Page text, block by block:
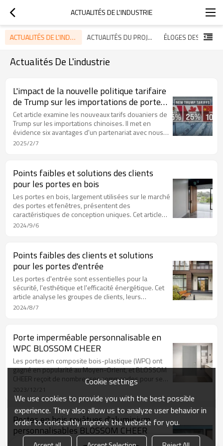
ACTUALITÉS DE L'INDUSTRIE
ACTUALITÉS DE L'INDUSTRIE ACTUALITÉS DU PROJET ET DU MARCHÉ ÉLOGES DES
Actualités De L'industrie
L'impact de la nouvelle politique tarifaire
de Trump sur les importations de portes
et fenêtres personnalisées en
provenance de Chine
Cet article examine les nouveaux tarifs douaniers de
Trump sur les importations chinoises. Il met en
évidence six avantages d'un partenariat avec nous
et propose des stratégies aux clients américains
2025/2/7
Points faibles et solutions des clients
pour les portes en bois
Les portes en bois, largement utilisées sur le marché
des portes et fenêtres, présentent des
caractéristiques de conception uniques. Cet article
analyse les groupes de clients, leurs habitudes
2024/9/6
Points faibles des clients et solutions
pour les portes d'entrée
Les portes d'entrée sont essentielles pour la
sécurité, l'esthétique et l'efficacité énergétique. Cet
article analyse les groupes de clients, leurs
habitudes d'achat, leurs difficultés, les marques
2024/8/7
Porte imperméable personnalisable en
WPC BLOSSOM CHEER
Les portes en composite bois-plastique (WPC) ont
gagné en popularité au Moyen-Orient, et BLOSSOM
CHEER reçoit de nombreuses commandes pour ses
options personnalisables. Leurs atouts en font un
excellent choix pour les clients.
2023/12/21
Portes en bois revêtues d'aluminium
personnalisables BLOSSOM CHEER
Les portes en bois revêtues d'aluminium sont
Cookie settings
We use cookies to provide you with the best possible
experience. They also allow us to analyze user behavior in
order to constantly improve the website for you.